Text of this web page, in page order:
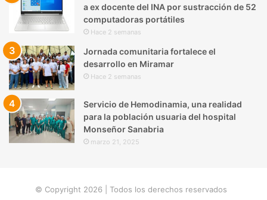
a ex docente del INA por sustracción de 52
computadoras portátiles
Hace 2 semanas
Jornada comunitaria fortalece el
desarrollo en Miramar
Hace 2 semanas
Servicio de Hemodinamia, una realidad
para la población usuaria del hospital
Monseñor Sanabria
marzo 21, 2025
© Copyright 2026 | Todos los derechos reservados